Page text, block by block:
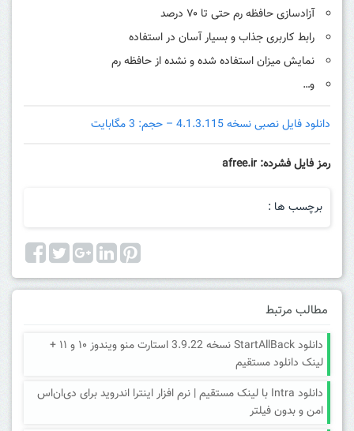
آزادسازی حافظه رم حتی تا ۷۰ درصد
رابط کاربری جذاب و بسیار آسان در استفاده
نمایش میزان استفاده شده و نشده از حافظه رم
و…
دانلود فایل نصبی نسخه 4.1.3.115 – حجم: 3 مگابایت
رمز فایل فشرده: afree.ir
برچسب ها :
مطالب مرتبط
دانلود StartAllBack نسخه 3.9.22 استارت منو ویندوز ۱۰ و ۱۱ +
لینک دانلود مستقیم
دانلود Intra با لینک مستقیم | نرم افزار اینترا اندروید برای دی‌ان‌اس
امن و بدون فیلتر